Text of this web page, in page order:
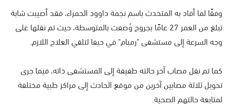
وفقًا لما أفاد به المتحدث باسم نجمة داوود الحمراء، فقد أصيبت شابة
تبلغ من العمر 27 عامًا بجروح وُصفت بالمتوسطة، حيث تم نقلها على
وجه السرعة إلى مستشفى "رمبام" في حيفا لتلقي العلاج اللازم.
كما تم نقل مصاب آخر حالته طفيفة إلى المستشفى ذاته، فيما جرى
تحويل ثلاثة مصابين آخرين من موقع الحادث إلى مراكز طبية مختلفة
لمتابعة حالتهم الصحية.